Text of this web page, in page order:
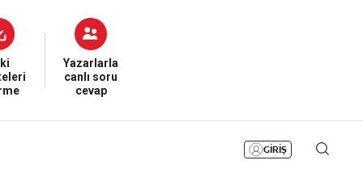
Yazarlarla
canlı soru
cevap
GİRİŞ
Namaz Vakitleri
Sesli Yayınlar